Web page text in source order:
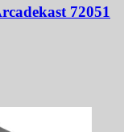
72051